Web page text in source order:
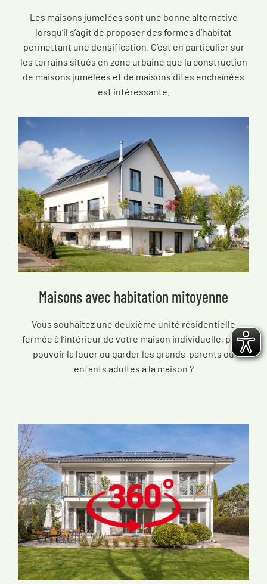
Les maisons jumelées sont une bonne alternative
lorsqu’il s’agit de proposer des formes d’habitat
permettant une densification. C’est en particulier sur
les terrains situés en zone urbaine que la construction
de maisons jumelées et de maisons dites enchaînées
est intéressante.
Maisons avec habitation mitoyenne
Vous souhaitez une deuxième unité résidentielle
fermée à l’intérieur de votre maison individuelle, pour
pouvoir la louer ou garder les grands-parents ou
enfants adultes à la maison ?